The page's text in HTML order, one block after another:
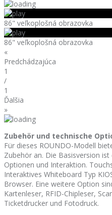
86" veľkoplošná obrazovka
86" veľkoplošná obrazovka
«
Predchádzajúca
1
/
1
Ďalšia
»
Zubehör und technische
Für dieses ROUNDO-Modell
Zubehör an. Die Basisversion
Optionen und Interaktion.
Interaktives Whiteboard Typ
Browser. Eine weitere Option
Kartenleser, RFID-Chipleser,
Ticketdrucker und Fotodruck.